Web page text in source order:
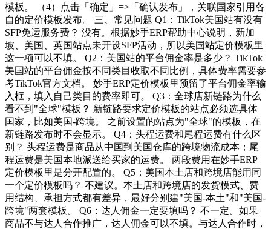
模板。 （4）点击「确定」=>「确认发布」，关联国家引用各
自的定价模板发布。 三、常见问题 Q1：TikTok美国站有没有
SFP免运服务费？ 没有。根据妙手ERP帮助中心说明，新加
坡、美国、英国站点未开设SFP活动，所以美国站定价模板里
这一项可以不填。 Q2：美国站的平台佣金率是多少？ TikTok
美国站的平台佣金按不同类目收取不同比例，具体费率需要参
考TikTok官方文档。 妙手ERP定价模板里预留了平台佣金率输
入框，填入自己类目的费率即可。 Q3：全球店新链路为什么
看不到"全球"模板？ 新链路要求定价模板的站点必须选具体
国家，比如美国-跨境。 之前设置的站点为"全球"的模板，在
新链路发布时不会显示。 Q4：头程运费和尾程运费有什么区
别？ 头程运费是商品从中国到美国仓库的跨境物流成本；尾
程运费是美国本地派送给买家的运费。 两段费用在妙手ERP
定价模板里是分开配置的。 Q5：美国本土店和跨境店能用同
一个定价模板吗？ 不建议。本土店和跨境店的发货模式、费
用结构、承担方式都有差异，最好分别建"美国-本土"和"美国-
跨境"两套模板。 Q6：达人佣金一定要填吗？ 不一定。如果
商品不与达人合作推广，达人佣金可以不填。与达人合作时，